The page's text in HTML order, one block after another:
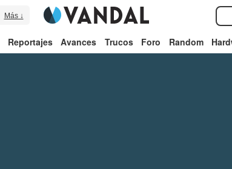
Más ↓
Reportajes Avances Trucos Foro Random